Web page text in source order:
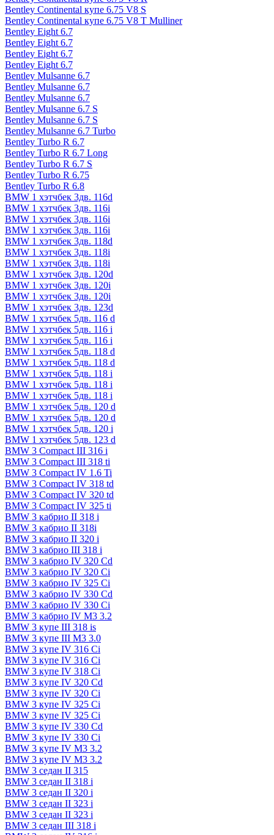
Bentley Continental купе 6.75 V8 S
Bentley Continental купе 6.75 V8 T Mulliner
Bentley Eight 6.7
Bentley Eight 6.7
Bentley Eight 6.7
Bentley Eight 6.7
Bentley Mulsanne 6.7
Bentley Mulsanne 6.7
Bentley Mulsanne 6.7
Bentley Mulsanne 6.7 S
Bentley Mulsanne 6.7 S
Bentley Mulsanne 6.7 Turbo
Bentley Turbo R 6.7
Bentley Turbo R 6.7 Long
Bentley Turbo R 6.7 S
Bentley Turbo R 6.75
Bentley Turbo R 6.8
BMW 1 хэтчбек 3дв. 116d
BMW 1 хэтчбек 3дв. 116i
BMW 1 хэтчбек 3дв. 116i
BMW 1 хэтчбек 3дв. 116i
BMW 1 хэтчбек 3дв. 118d
BMW 1 хэтчбек 3дв. 118i
BMW 1 хэтчбек 3дв. 118i
BMW 1 хэтчбек 3дв. 120d
BMW 1 хэтчбек 3дв. 120i
BMW 1 хэтчбек 3дв. 120i
BMW 1 хэтчбек 3дв. 123d
BMW 1 хэтчбек 5дв. 116 d
BMW 1 хэтчбек 5дв. 116 i
BMW 1 хэтчбек 5дв. 116 i
BMW 1 хэтчбек 5дв. 118 d
BMW 1 хэтчбек 5дв. 118 d
BMW 1 хэтчбек 5дв. 118 i
BMW 1 хэтчбек 5дв. 118 i
BMW 1 хэтчбек 5дв. 118 i
BMW 1 хэтчбек 5дв. 120 d
BMW 1 хэтчбек 5дв. 120 d
BMW 1 хэтчбек 5дв. 120 i
BMW 1 хэтчбек 5дв. 123 d
BMW 3 Compact III 316 i
BMW 3 Compact III 318 ti
BMW 3 Compact IV 1.6 Ti
BMW 3 Compact IV 318 td
BMW 3 Compact IV 320 td
BMW 3 Compact IV 325 ti
BMW 3 кабрио II 318 i
BMW 3 кабрио II 318i
BMW 3 кабрио II 320 i
BMW 3 кабрио III 318 i
BMW 3 кабрио IV 320 Cd
BMW 3 кабрио IV 320 Ci
BMW 3 кабрио IV 325 Ci
BMW 3 кабрио IV 330 Cd
BMW 3 кабрио IV 330 Ci
BMW 3 кабрио IV M3 3.2
BMW 3 купе III 318 is
BMW 3 купе III M3 3.0
BMW 3 купе IV 316 Ci
BMW 3 купе IV 316 Ci
BMW 3 купе IV 318 Ci
BMW 3 купе IV 320 Cd
BMW 3 купе IV 320 Ci
BMW 3 купе IV 325 Ci
BMW 3 купе IV 325 Ci
BMW 3 купе IV 330 Cd
BMW 3 купе IV 330 Ci
BMW 3 купе IV M3 3.2
BMW 3 купе IV M3 3.2
BMW 3 седан II 315
BMW 3 седан II 318 i
BMW 3 седан II 320 i
BMW 3 седан II 323 i
BMW 3 седан II 323 i
BMW 3 седан III 318 i